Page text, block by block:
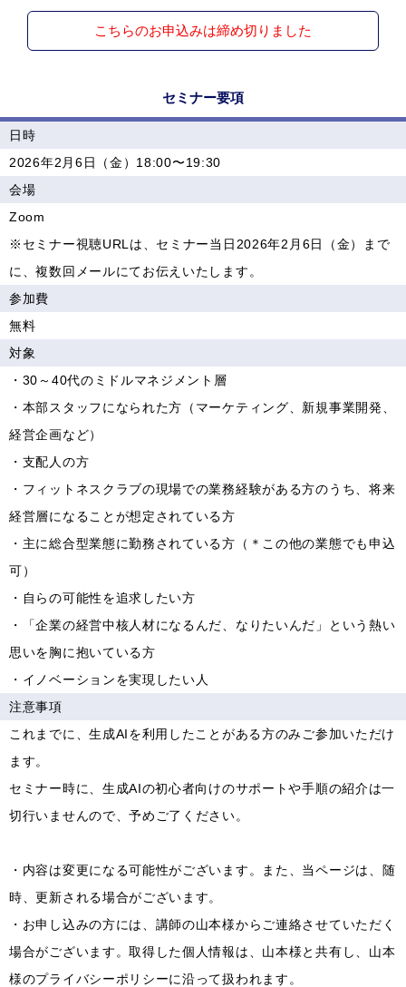
こちらのお申込みは締め切りました
セミナー要項
日時
2026年2月6日（金）18:00〜19:30
会場
Zoom
※セミナー視聴URLは、セミナー当日2026年2月6日（金）まで
に、複数回メールにてお伝えいたします。
参加費
無料
対象
・30～40代のミドルマネジメント層
・本部スタッフになられた方（マーケティング、新規事業開発、
経営企画など）
・支配人の方
・フィットネスクラブの現場での業務経験がある方のうち、将来
経営層になることが想定されている方
・主に総合型業態に勤務されている方（＊この他の業態でも申込
可）
・自らの可能性を追求したい方
・「企業の経営中核人材になるんだ、なりたいんだ」という熱い
思いを胸に抱いている方
・イノベーションを実現したい人
注意事項
これまでに、生成AIを利用したことがある方のみご参加いただけ
ます。
セミナー時に、生成AIの初心者向けのサポートや手順の紹介は一
切行いませんので、予めご了ください。
・内容は変更になる可能性がございます。また、当ページは、随
時、更新される場合がございます。
・お申し込みの方には、講師の山本様からご連絡させていただく
場合がございます。取得した個人情報は、山本様と共有し、山本
様のプライバシーポリシーに沿って扱われます。